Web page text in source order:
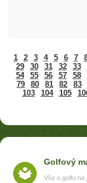
1 2 3 4 5 6 7
29
30 31 32 33
54
55 56 57 58
79
80 81 82 83
103
104 105
Golfový
Vše o golfu na